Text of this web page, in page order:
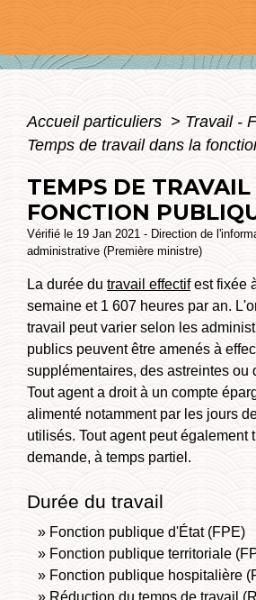
Accueil particuliers > Travail -
Temps de travail dans la
TEMPS DE
FONCTION
Vérifié le 19 Jan 2021 - Direction de
administrative (Première ministre)
La durée du travail effectifest fixée
semaine et 1 607 heures par an.
travail peut varier selon les
publics peuvent être amenés à
supplémentaires, des astreintes ou
Tout agent a droit à un compte
alimenté notamment par les jours
utilisés. Tout agent peut également
demande, à temps partiel.
Durée du travail
Fonction publique d'État (FPE)
Fonction publique territoriale
Fonction publique hospitalière
Réduction du temps de travail